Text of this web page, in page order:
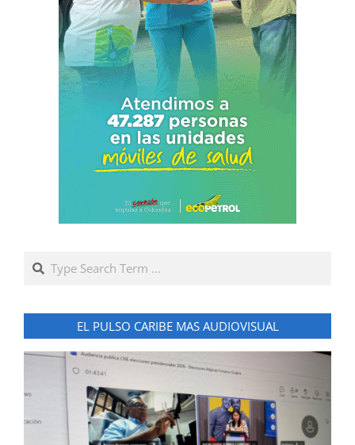
Search
EL PULSO CARIBE MAS AUDIOVISUAL